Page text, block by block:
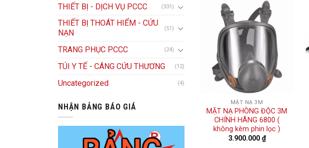
nghiệp
THIẾT BỊ - DỊCH VỤ PCCC (331)
THIẾT BỊ THOÁT HIỂM - CỨU
NẠN
(51)
TRANG PHỤC PCCC (24)
TÚI Y TẾ - CÁNG CỨU THƯƠNG (12)
Uncategorized (4)
NHẬN BẢNG BÁO GIÁ MẶT NẠ 3M
MẶT NẠ PHÒNG ĐỘC 3M
CHÍNH HÃNG 6800 (
không kèm phin lọc )
3.900.000 ₫